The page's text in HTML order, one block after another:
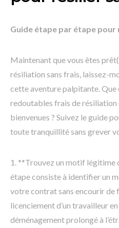
Guide étape par étape pour
Maintenant que vous êtes
résiliation sans frais, laissez-
cette aventure palpitante. Que
redoutables frais de résiliation
bienvenues ? Suivez le guide
toute tranquillité sans grever
1. **Trouvez un motif légitime
étape consiste à identifier un
votre contrat sans encourir de
licenciement d’un travailleur
déménagement prolongé à